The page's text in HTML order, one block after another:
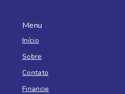
Menu
Início
Sobre
Contato
Financie